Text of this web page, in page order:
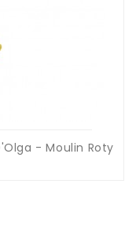
- Moulin Roty